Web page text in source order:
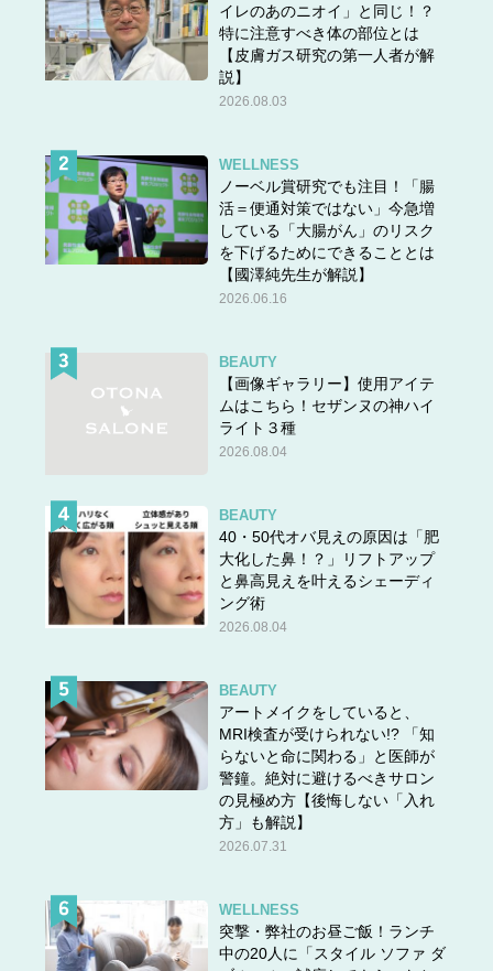
イレのあのニオイ」と同じ！？
特に注意すべき体の部位とは
【皮膚ガス研究の第一人者が解
説】
2026.08.03
WELLNESS
ノーベル賞研究でも注目！「腸
活＝便通対策ではない」今急増
している「大腸がん」のリスク
を下げるためにできることとは
【國澤純先生が解説】
2026.06.16
BEAUTY
【画像ギャラリー】使用アイテ
ムはこちら！セザンヌの神ハイ
ライト３種
2026.08.04
BEAUTY
40・50代オバ見えの原因は「肥
大化した鼻！？」リフトアップ
と鼻高見えを叶えるシェーディ
ング術
2026.08.04
BEAUTY
アートメイクをしていると、
MRI検査が受けられない!? 「知
らないと命に関わる」と医師が
警鐘。絶対に避けるべきサロン
の見極め方【後悔しない「入れ
方」も解説】
2026.07.31
WELLNESS
突撃・弊社のお昼ご飯！ランチ
中の20人に「スタイル ソファ ダ